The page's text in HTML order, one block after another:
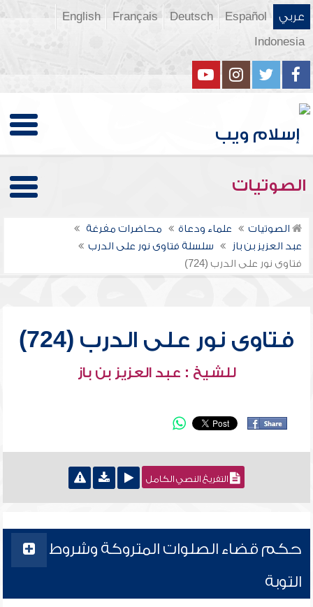
عربي Español
Deutsch
Français
English
Indonesia
الصوتيات
الصوتيات علماء ودعاة
محاضرات مفرغة
عبد العزيز بن باز
سلسلة فتاوى نور على الدرب
فتاوى نور على الدرب (724)
فتاوى نور على الدرب (724)
للشيخ : عبد العزيز بن باز
التفريغ النصي الكامل
حكم قضاء الصلوات المتروكة وشروط
التوبة